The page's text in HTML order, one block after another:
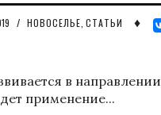
/ НОВОСЕЛЬЕ СТАТЬИ ♦
в направлении
применение...